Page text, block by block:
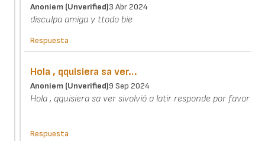
Anoniem (unverified)3 Abr 2024
disculpa amiga y ttodo bie
Respuesta
Hola , qquisiera sa ver…
Anoniem (unverified)9 Sep 2024
Hola , qquisiera sa ver sivolvió a latir responde por favor
Respuesta